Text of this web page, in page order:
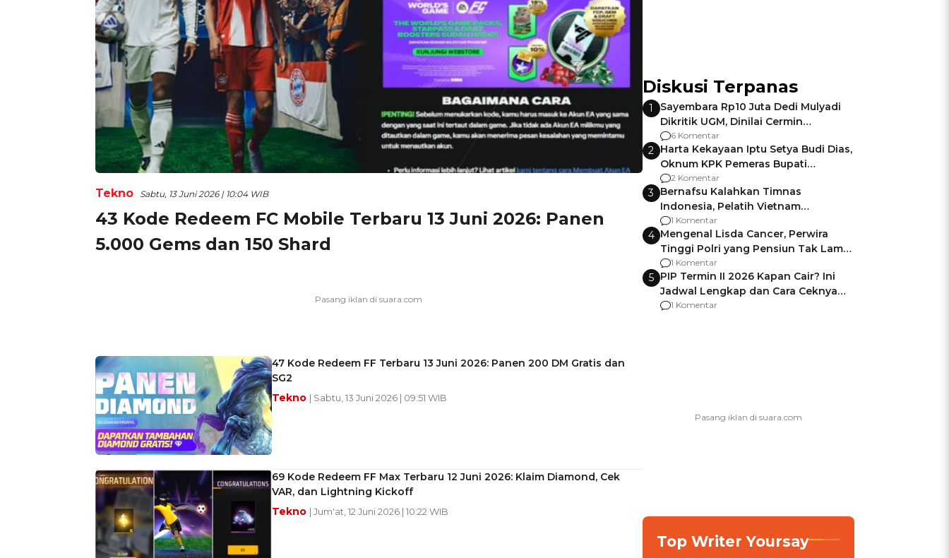
Tekno Sabtu, 13 Juni 2026 | 10:04 WIB
43 Kode Redeem FC Mobile Terbaru 13 Juni 2026: Panen
5.000 Gems dan 150 Shard
47 Kode Redeem FF Terbaru 13 Juni 2026: Panen 200 DM Gratis dan
SG2
Tekno | Sabtu, 13 Juni 2026 | 09:51 WIB
69 Kode Redeem FF Max Terbaru 12 Juni 2026: Klaim Diamond, Cek
VAR, dan Lightning Kickoff
Tekno | Jum'at, 12 Juni 2026 | 10:22 WIB
Diskusi Terpanas
1
Sayembara Rp10 Juta Dedi Mulyadi
Dikritik UGM, Dinilai Cermin
Gagalnya Negara Jamin Keamanan
6 Komentar
2 Harta Kekayaan Iptu Setya Budi Dias,
Oknum KPK Pemeras Bupati
Pemalang
2 Komentar
3 Bernafsu Kalahkan Timnas
Indonesia, Pelatih Vietnam
Berencana Pakai Jimat di Pakansari
1 Komentar
4 Mengenal Lisda Cancer, Perwira
Tinggi Polri yang Pensiun Tak Lama
Usai Jadi Brigjen
1 Komentar
5 PIP Termin II 2026 Kapan Cair? Ini
Jadwal Lengkap dan Cara Ceknya
agar Dana Tidak Hangus!
1 Komentar
Top Writer Yoursay